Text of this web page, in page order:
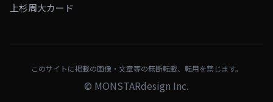
上杉周大カード
このサイトに掲載の画像・文章等の無断転載、転用を禁じます。
© MONSTARdesign Inc.